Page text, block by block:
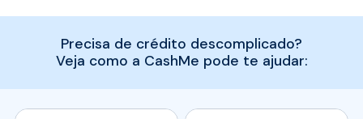
Precisa de crédito descomplicado?
Veja como a CashMe pode te ajudar: